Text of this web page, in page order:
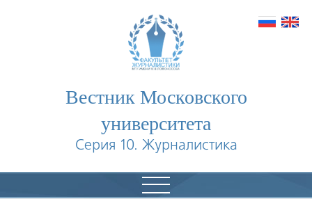
Вестник Московского
университета
Серия 10. Журналистика